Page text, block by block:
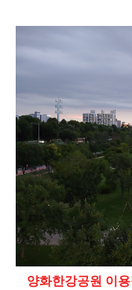
양화한강공원 이